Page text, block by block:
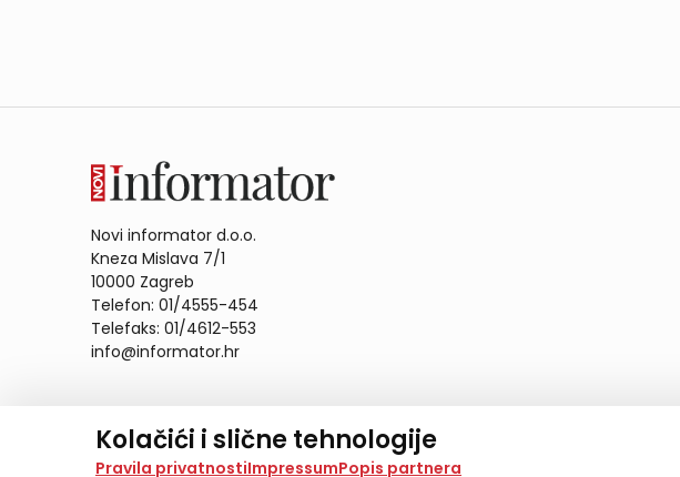
Kolačići i slične tehnologije
Na našoj web stranici koristimo kolačiće i slične tehnologije za pohranu,
Pravila privatnostiImpressumPopis partnera
Novi informator d.o.o.
Kneza Mislava 7/1
10000 Zagreb
Telefon: 01/4555-454
Telefaks: 01/4612-553
info@informator.hr